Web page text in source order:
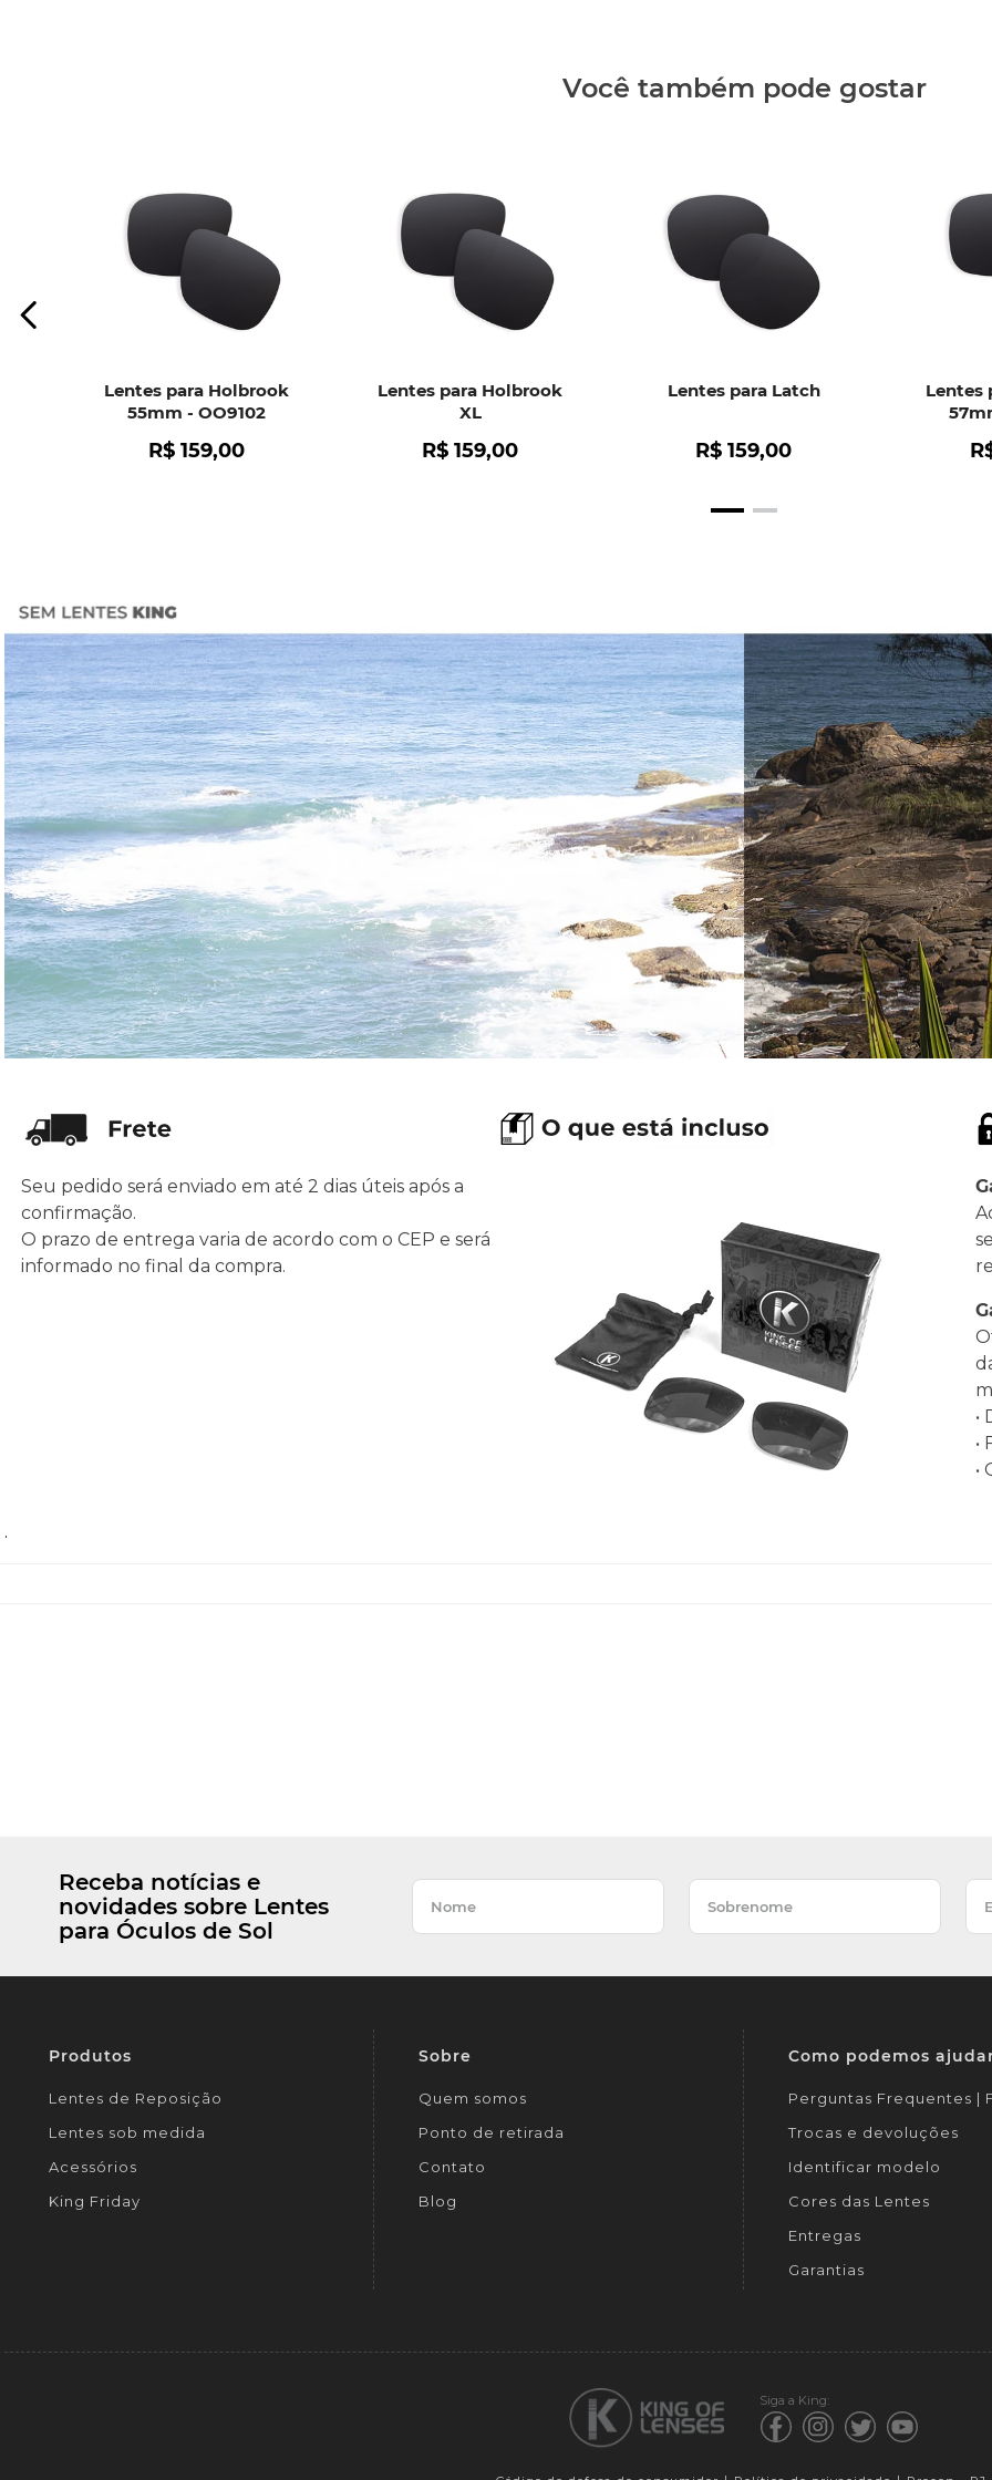
Você também pode gostar
Lentes para Holbrook
55mm - OO9102
R$ 159,00
Lentes para Holbrook
XL
R$ 159,00
Lentes para Latch
R$ 159,00
Lentes
Seu pedido será enviado em até 2 dias úteis após a
confirmação.
O prazo de entrega varia de acordo com o CEP e será
informado no final da compra.
•
•
•
.
Receba notícias e
novidades sobre Lentes
para Óculos de Sol
Produtos
Lentes de Reposição
Lentes sob medida
Acessórios
King Friday
Sobre
Quem somos
Ponto de retirada
Contato
Blog
Como podemos
Perguntas Frequentes |
Trocas e devoluções
Identificar modelo
Cores das Lentes
Entregas
Garantias
Siga a King: